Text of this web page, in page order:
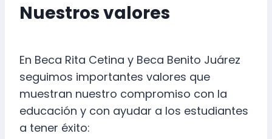
Nuestros valores
En Beca Rita Cetina y Beca Benito Juárez
seguimos importantes valores que
muestran nuestro compromiso con la
educación y con ayudar a los estudiantes
a tener éxito: